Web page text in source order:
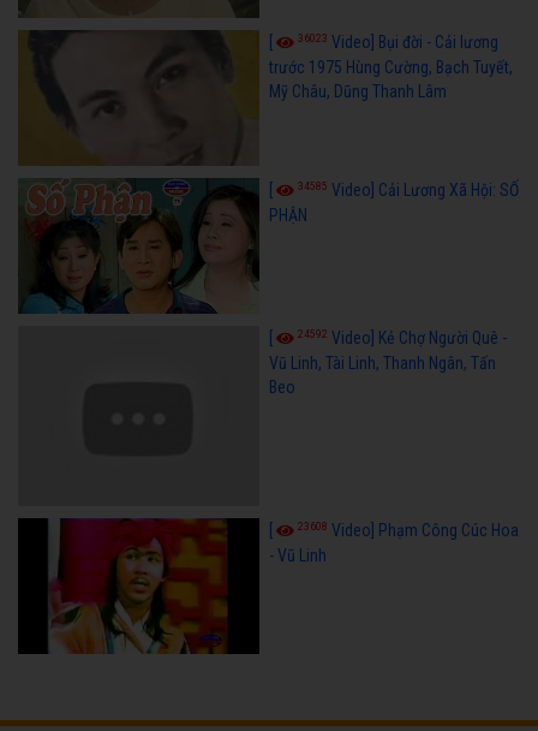
36023 Video] Bụi đời - Cải lương
trước 1975 Hùng Cường, Bạch Tuyết,
Mỹ Châu, Dũng Thanh Lâm
34585 Video] Cải Lương Xã Hội: SỐ
PHẬN
24592 Video] Kẻ Chợ Người Quê -
Vũ Linh, Tài Linh, Thanh Ngân, Tấn
Beo
23608 Video] Phạm Công Cúc Hoa
- Vũ Linh